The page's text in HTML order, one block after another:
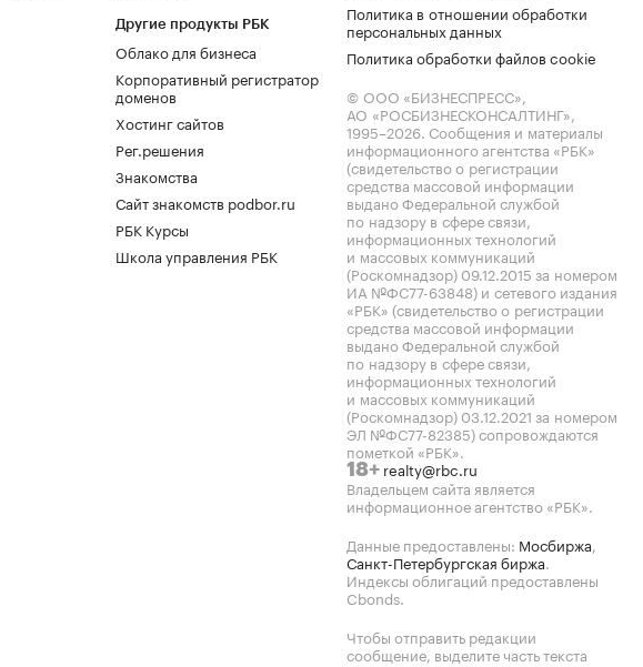
Другие продукты РБК
Облако для бизнеса
Корпоративный регистратор
доменов
Хостинг сайтов
Рег.решения
Знакомства
Сайт знакомств podbor.ru
РБК Курсы
Школа управления РБК
Политика в отношении обработки
персональных данных
Политика обработки файлов cookie
© ООО «БИЗНЕСПРЕСС»,
АО «РОСБИЗНЕСКОНСАЛТИНГ»,
1995–2026. Сообщения и материалы
информационного агентства «РБК»
(свидетельство о регистрации
средства массовой информации
выдано Федеральной службой
по надзору в сфере связи,
информационных технологий
и массовых коммуникаций
(Роскомнадзор) 09.12.2015 за номером
ИА №ФС77-63848) и сетевого издания
«РБК» (свидетельство о регистрации
средства массовой информации
выдано Федеральной службой
по надзору в сфере связи,
информационных технологий
и массовых коммуникаций
(Роскомнадзор) 03.12.2021 за номером
ЭЛ №ФС77-82385) сопровождаются
пометкой «РБК».
18+ realty@rbc.ru
Владельцем сайта является
информационное агентство «РБК».
Данные предоставлены: Мосбиржа,
Санкт-Петербургская биржа.
Индексы облигаций предоставлены
Cbonds.
Чтобы отправить редакции
сообщение, выделите часть текста